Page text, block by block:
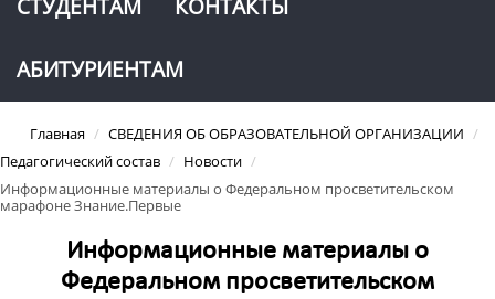
СТУДЕНТАМ КОНТАКТЫ
АБИТУРИЕНТАМ
Главная / СВЕДЕНИЯ ОБ ОБРАЗОВАТЕЛЬНОЙ ОРГАНИЗАЦИИ /
Педагогический состав / Новости /
Информационные материалы о Федеральном просветительском
марафоне Знание.Первые
Информационные материалы о
Федеральном просветительском